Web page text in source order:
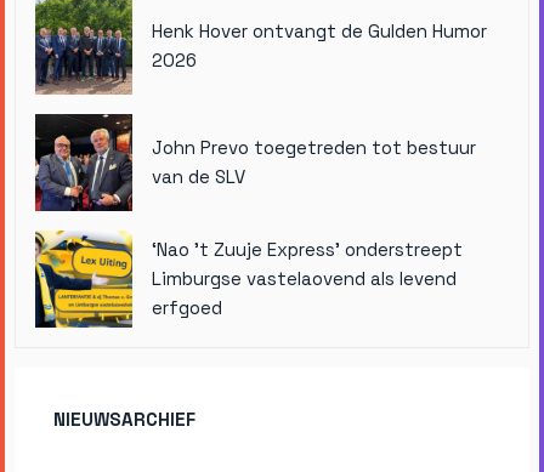
Henk Hover ontvangt de Gulden Humor
2026
John Prevo toegetreden tot bestuur
van de SLV
‘Nao ’t Zuuje Express’ onderstreept
Limburgse vastelaovend als levend
erfgoed
NIEUWSARCHIEF